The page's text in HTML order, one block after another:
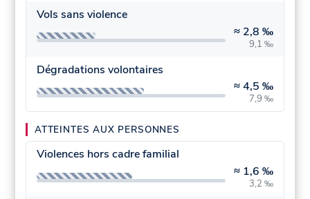
Vols sans violence
≈ 2,8 ‰
9,1 ‰
Dégradations volontaires
≈4,5 ‰
7,9 ‰
ATTEINTES AUX PERSONNES
Violences hors cadre familial
≈ 1,6 ‰
3,2 ‰